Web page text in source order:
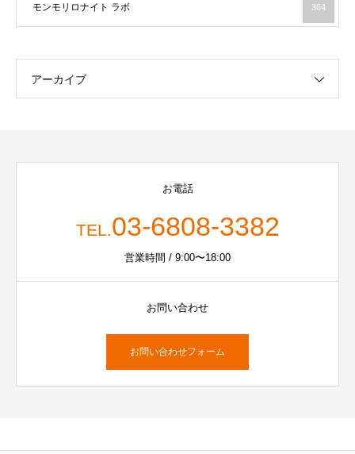
モンモリロナイト ラボ 364
アーカイブ
お電話
TEL. 03-6808-3382
営業時間 / 9:00〜18:00
お問い合わせ
お問い合わせフォーム